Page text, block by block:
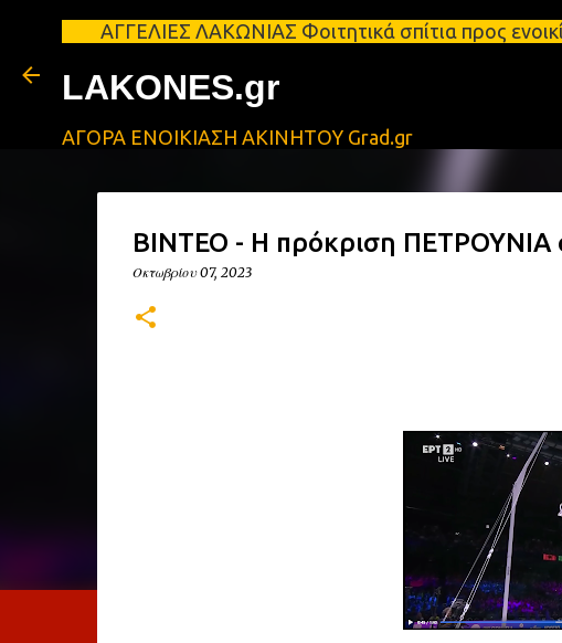
ΑΓΓΕΛΙΕΣ ΛΑΚΩΝΙΑΣ Φοιτητικά σπίτια προς ενοικίαση
LAKONES.gr
ΑΓΟΡΑ ΕΝΟΙΚΙΑΣΗ ΑΚΙΝΗΤΟΥ Grad.gr
ΒΙΝΤΕΟ - Η πρόκριση ΠΕΤΡΟΥΝΙΑ
Οκτωβρίου 07, 2023